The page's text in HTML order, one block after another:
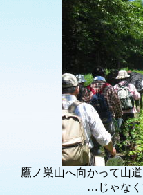
鷹ノ巣山へ向かって山
…じゃなく